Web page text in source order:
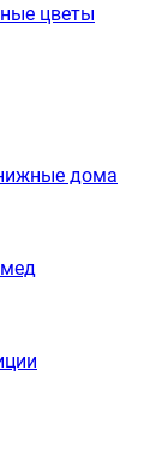
цветы
дома